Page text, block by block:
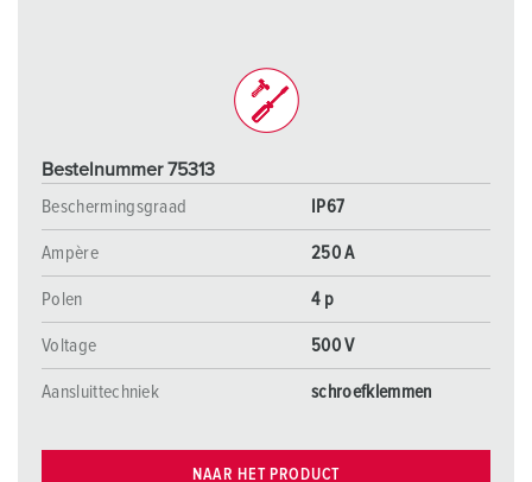
Bestelnummer 75313
Beschermingsgraad
IP67
Ampère 250 A
Polen 4 p
Voltage 500 V
Aansluittechniek schroefklemmen
NAAR HET PRODUCT